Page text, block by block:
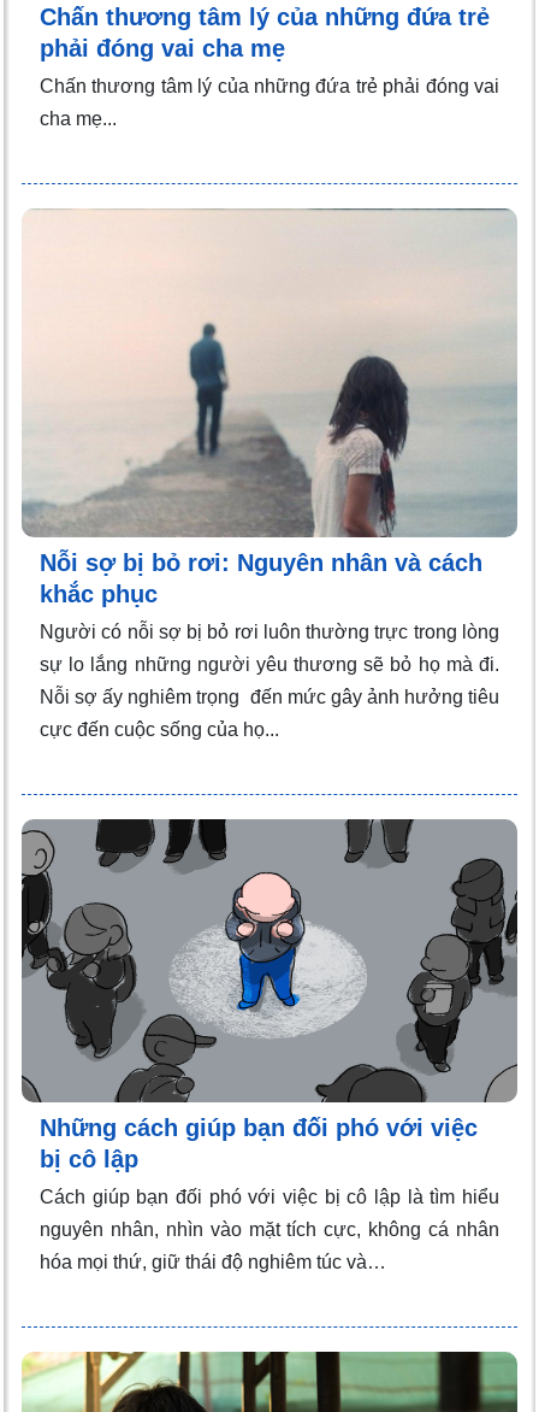
Chấn thương tâm lý của những đứa trẻ
phải đóng vai cha mẹ
Chấn thương tâm lý của những đứa trẻ phải đóng vai
cha mẹ...
Nỗi sợ bị bỏ rơi: Nguyên nhân và cách
khắc phục
Người có nỗi sợ bị bỏ rơi luôn thường trực trong lòng
sự lo lắng những người yêu thương sẽ bỏ họ mà đi.
Nỗi sợ ấy nghiêm trọng đến mức gây ảnh hưởng tiêu
cực đến cuộc sống của họ...
Những cách giúp bạn đối phó với việc
bị cô lập
Cách giúp bạn đối phó với việc bị cô lập là tìm hiểu
nguyên nhân, nhìn vào mặt tích cực, không cá nhân
hóa mọi thứ, giữ thái độ nghiêm túc và…